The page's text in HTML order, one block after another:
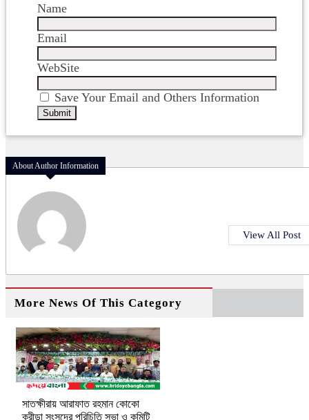
Name
Email
WebSite
Save Your Email and Others Information
About Author Information
View All Post
More News Of This Category
সাতক্ষীরায় আরাফাত রহমান কোকো
ক্রীড়া সংসদের পরিচিতি সভা ও কমিটি